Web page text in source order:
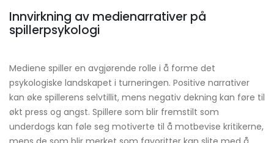
Innvirkning av medienarrativer på
spillerpsykologi
Mediene spiller en avgjørende rolle i å forme det
psykologiske landskapet i turneringen. Positive narrativer
kan øke spillerens selvtillit, mens negativ dekning kan føre til
økt press og angst. Spillere som blir fremstilt som
underdogs kan føle seg motiverte til å motbevise kritikerne,